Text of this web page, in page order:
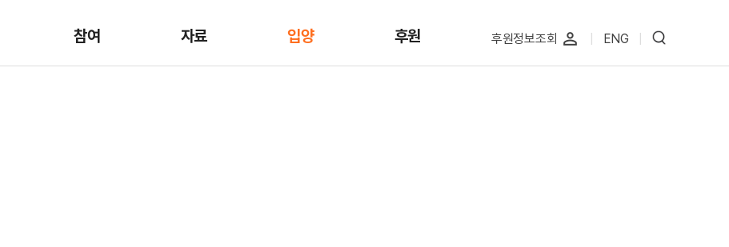
참여 자료 입양 후원 후원정보조회 perm_identity ENG